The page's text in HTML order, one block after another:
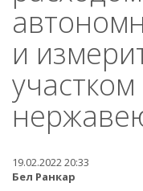
и
участком
19.02.2022 20:33
Бел Ранкар